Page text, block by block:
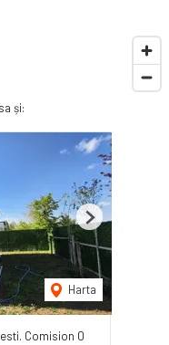
și:
Harta
Next
Comision 0